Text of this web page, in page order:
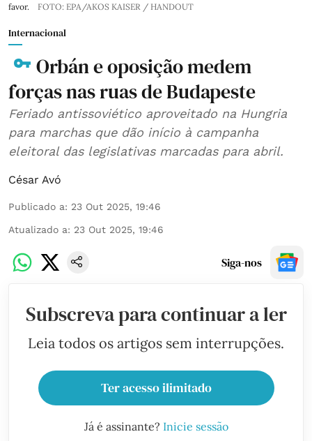
favor.
FOTO: EPA/AKOS KAISER / HANDOUT
Internacional
Orbán e oposição medem
forças nas ruas de Budapeste
Feriado antissoviético aproveitado na Hungria
para marchas que dão início à campanha
eleitoral das legislativas marcadas para abril.
César Avó
Publicado a: 23 Out 2025, 19:46
Atualizado a: 23 Out 2025, 19:46
Siga-nos
Subscreva para continuar a ler
Leia todos os artigos sem interrupções.
Ter acesso ilimitado
Já é assinante? Inicie sessão